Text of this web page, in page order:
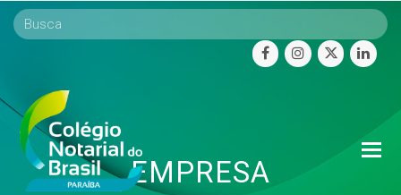
facebookinstagram
twitter
EMPRESA